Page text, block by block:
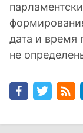
дата и время
не